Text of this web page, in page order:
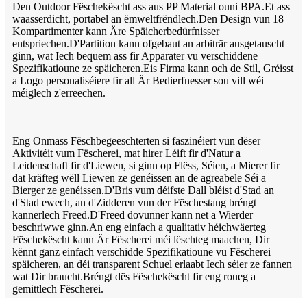
Den Outdoor Fëschekëscht ass aus PP Material ouni BPA.Et ass
waasserdicht, portabel an ëmweltfrëndlech.Den Design vun 18
Kompartimenter kann Äre Späicherbedürfnisser
entspriechen.D'Partition kann ofgebaut an arbiträr ausgetauscht
ginn, wat Iech bequem ass fir Apparater vu verschiddene
Spezifikatioune ze späicheren.Eis Firma kann och de Stil, Gréisst
a Logo personaliséiere fir all Är Bedierfnesser sou vill wéi
méiglech z'erreechen.
Eng Onmass Fëschbegeeschterten si faszinéiert vun dëser
Aktivitéit vum Fëscherei, mat hirer Léift fir d'Natur a
Leidenschaft fir d'Liewen, si ginn op Flëss, Séien, a Mierer fir
dat kräfteg wëll Liewen ze genéissen an de agreabele Séi a
Bierger ze genéissen.D'Bris vum déifste Dall bléist d'Stad an
d'Stad ewech, an d'Zidderen vun der Fëschestang bréngt
kannerlech Freed.D'Freed dovunner kann net a Wierder
beschriwwe ginn.An eng einfach a qualitativ héichwäerteg
Fëschekëscht kann Är Fëscherei méi lëschteg maachen, Dir
kënnt ganz einfach verschidde Spezifikatioune vu Fëscherei
späicheren, an déi transparent Schuel erlaabt Iech séier ze fannen
wat Dir braucht.Bréngt dës Fëschekëscht fir eng roueg a
gemittlech Fëscherei.